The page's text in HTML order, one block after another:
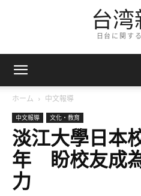
台湾
日台に関す
ホーム 中文報導
中文報導 文化・教育
淡江大學日本
年 盼校友成
力